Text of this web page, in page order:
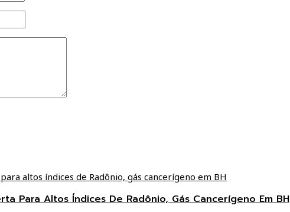
Para Altos Índices De Radônio, Gás Cancerígeno Em BH